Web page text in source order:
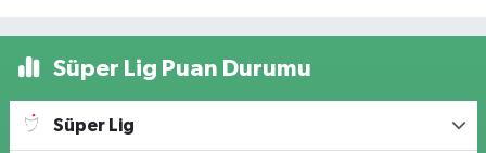
Süper Lig Puan Durumu
Süper Lig